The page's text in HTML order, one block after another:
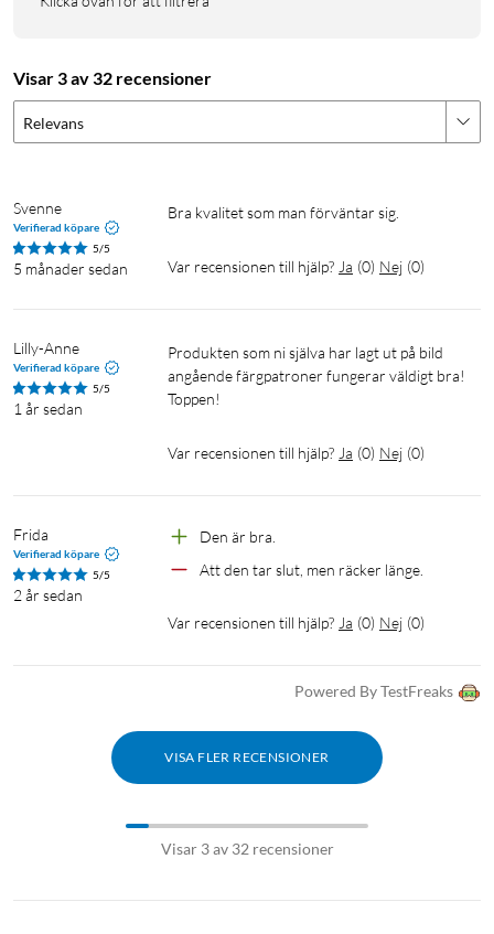
Visar 3 av 32 recensioner
Relevans
Svenne
Verifierad köpare
5/5
5 månader sedan
Bra kvalitet som man förväntar sig.
Var recensionen till hjälp? Ja (0) Nej (0)
Lilly-Anne
Verifierad köpare
5/5
1 år sedan
Produkten som ni själva har lagt ut på bild
angående färgpatroner fungerar väldigt bra!
Toppen!
Var recensionen till hjälp? Ja (0) Nej (0)
Frida
Verifierad köpare
5/5
2 år sedan
Den är bra.
Att den tar slut, men räcker länge.
Var recensionen till hjälp? Ja (0) Nej (0)
Powered By TestFreaks
VISA FLER RECENSIONER
Visar 3 av 32 recensioner